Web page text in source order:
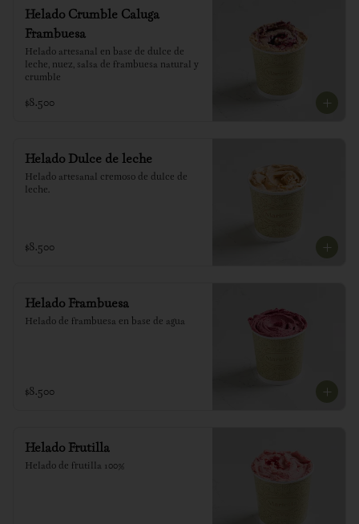
Helado Crumble Caluga
Frambuesa
Helado artesanal en base de dulce de
leche, nuez, salsa de frambuesa natural y
crumble
$8.500
Helado Dulce de leche
Helado artesanal cremoso de dulce de
leche.
$8.500
Helado Frambuesa
Helado de frambuesa en base de agua
$8.500
Helado Frutilla
Helado de frutilla 100%